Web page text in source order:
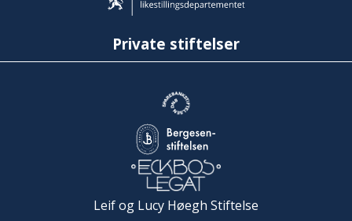
Private stiftelser
Leif og Lucy Høegh Stiftelse